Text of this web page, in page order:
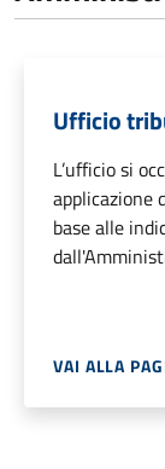
Ufficio
L’ufficio si
applicazione
base alle
VAI ALLA